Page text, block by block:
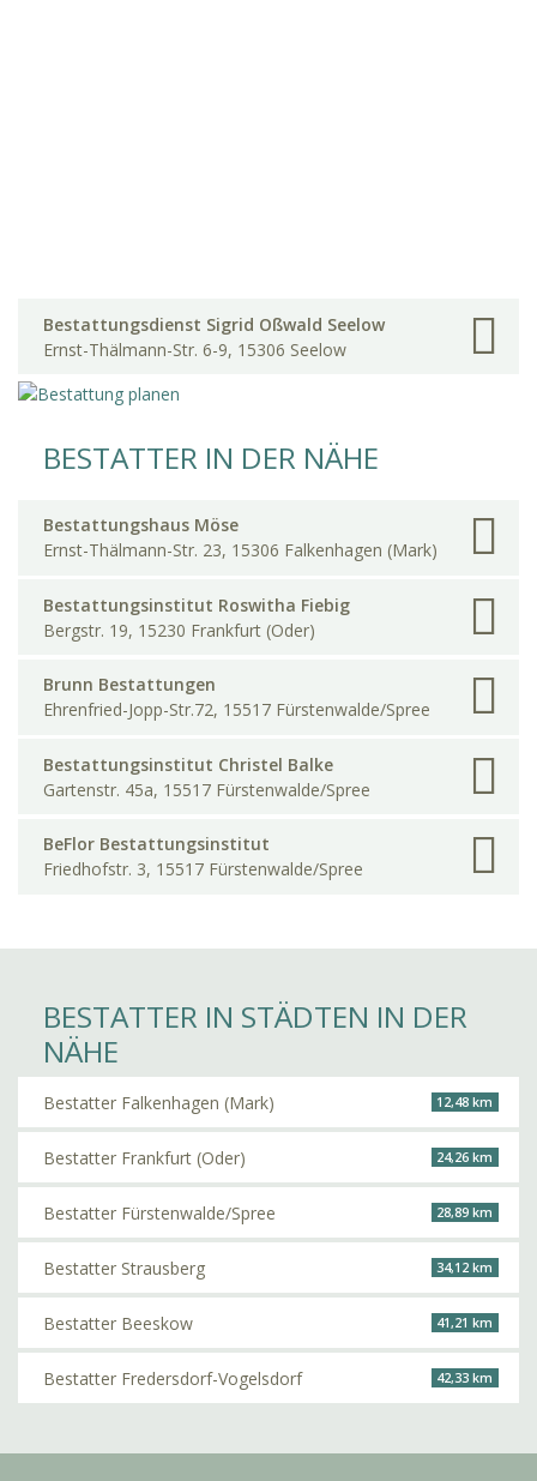
Bestattungsdienst Sigrid Oßwald Seelow
Ernst-Thälmann-Str. 6-9, 15306 Seelow
BESTATTER IN DER NÄHE
Bestattungshaus Möse
Ernst-Thälmann-Str. 23, 15306 Falkenhagen (Mark)
Bestattungsinstitut Roswitha Fiebig
Bergstr. 19, 15230 Frankfurt (Oder)
Brunn Bestattungen
Ehrenfried-Jopp-Str.72, 15517 Fürstenwalde/Spree
Bestattungsinstitut Christel Balke
Gartenstr. 45a, 15517 Fürstenwalde/Spree
BeFlor Bestattungsinstitut
Friedhofstr. 3, 15517 Fürstenwalde/Spree
BESTATTER IN STÄDTEN IN DER
NÄHE
Bestatter Falkenhagen (Mark) 12,48 km
Bestatter Frankfurt (Oder) 24,26 km
Bestatter Fürstenwalde/Spree 28,89 km
Bestatter Strausberg 34,12 km
Bestatter Beeskow 41,21 km
Bestatter Fredersdorf-Vogelsdorf 42,33 km